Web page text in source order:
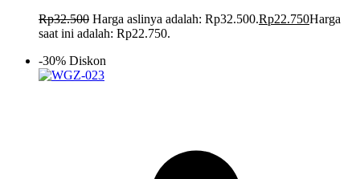
Rp32.500 Harga aslinya adalah: Rp32.500.Rp22.750Harga
saat ini adalah: Rp22.750.
-30% Diskon